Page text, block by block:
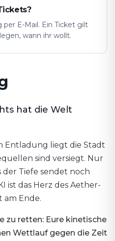
E-Mail. Ein Ticket gilt
wann ihr wollt.
hat die Welt
Entladung liegt die Stadt
sind versiegt. Nur
der Tiefe sendet noch
ist das Herz des Aether-
am Ende.
zu retten: Eure kinetische
Wettlauf gegen die Zeit